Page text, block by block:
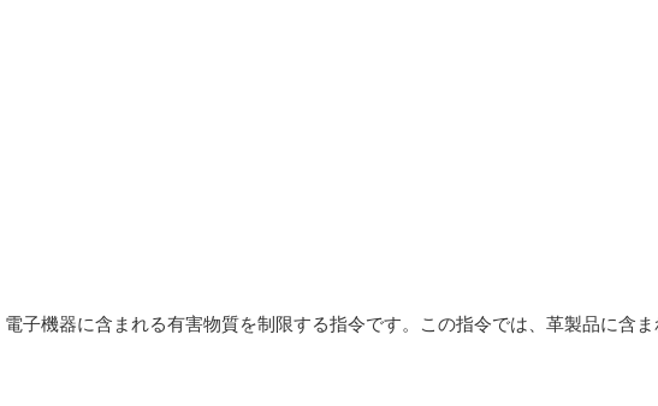
子機器に含まれる有害物質を制限する指令です。この指令では、革製品に含